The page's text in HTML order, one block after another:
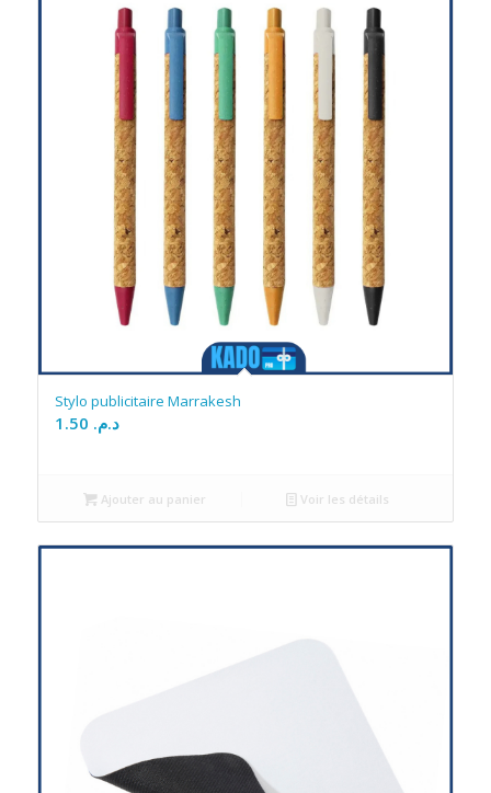
Stylo publicitaire Marrakesh
د.م.
Ajouter au panier Voir les détails